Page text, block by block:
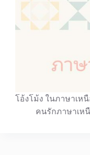
โอ้งโม้ง ในภาษาเ
คนรักภาษาเห